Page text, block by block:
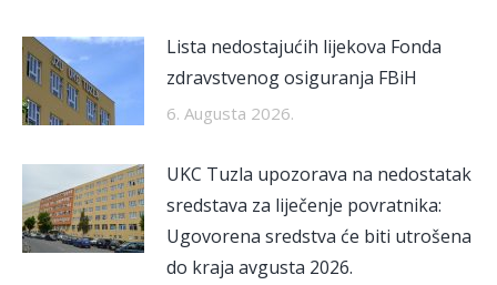
Lista nedostajućih lijekova Fonda
zdravstvenog osiguranja FBiH
6. Augusta 2026.
UKC Tuzla upozorava na nedostatak
sredstava za liječenje povratnika:
Ugovorena sredstva će biti utrošena
do kraja avgusta 2026.